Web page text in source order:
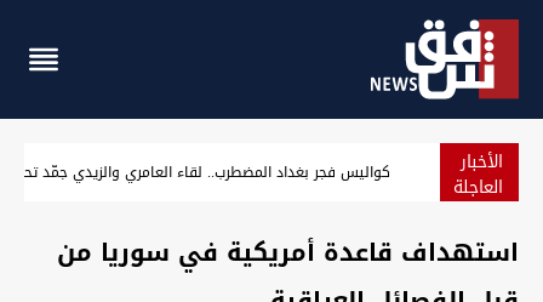
الأخبار
العاجلة
الإطاحة بـ"أصحاب سوابق" وثلاثة متهمين بغرق شاب في بغداد والسليمانية
استهداف قاعدة أمريكية في سوريا من